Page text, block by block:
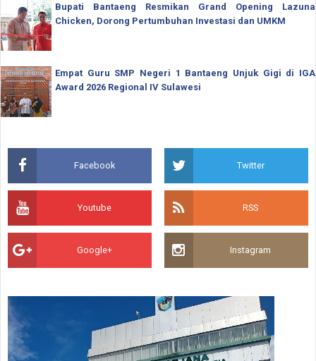
Bupati Bantaeng Resmikan Grand Opening Lazuna
Chicken, Dorong Pertumbuhan Investasi dan UMKM
Empat Guru SMP Negeri 1 Bantaeng Unjuk Gigi di IGA
Award 2026 Regional IV Sulawesi
Facebook Twitter
Youtube RSS
Google+ Instagram